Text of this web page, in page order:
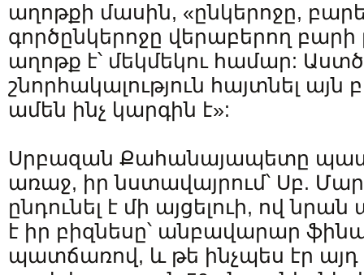
աղոթքի մասին, «ընկերոջը,
գործընկերոջը վերաբերող բարի
աղոթք է՝ մեկմեկու համար:
շնորհակալություն հայտնել
ամեն ինչ կարգին է»:
Սրբազան Քահանայապետը
առաջ, իր նստավայրում՝ Սբ.
ընդունել է մի այցելուի, ով
է իր բիզնեսը՝ անբավարար
պատճառով, և թե ինչպես էր